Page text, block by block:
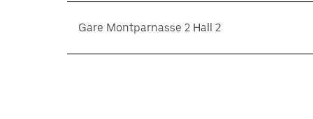
Gare Montparnasse 2 Hall 2